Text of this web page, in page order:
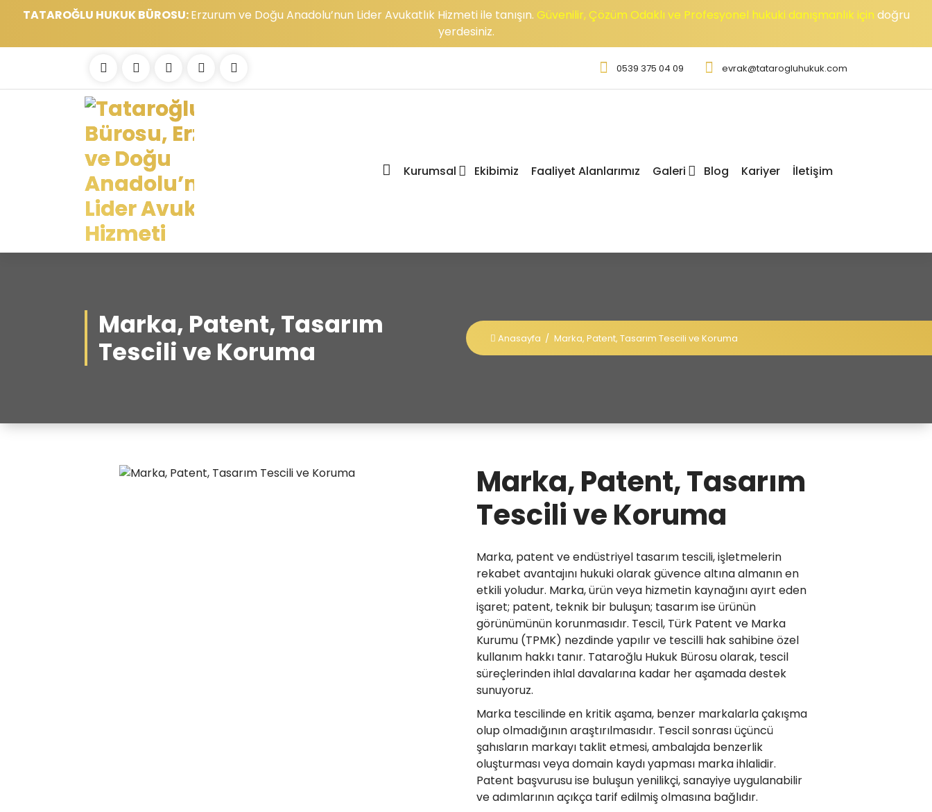
TATAROĞLU HUKUK BÜROSU:Erzurum ve Doğu Anadolu’nun Lider Avukatlık Hizmeti ile tanışın. Güvenilir, Çözüm Odaklı ve Profesyonel hukuki danışmanlık için doğru
yerdesiniz.
0539 375 04 09 evrak@tatarogluhukuk.com
Kurumsal Ekibimiz Faaliyet Alanlarımız Galeri Blog Kariyer İletişim
Marka, Patent, Tasarım
Tescili ve Koruma
Anasayfa / Marka, Patent, Tasarım Tescili ve Koruma
Marka, Patent, Tasarım
Tescili ve Koruma
Marka, patent ve endüstriyel tasarım tescili, işletmelerin
rekabet avantajını hukuki olarak güvence altına almanın en
etkili yoludur. Marka, ürün veya hizmetin kaynağını ayırt eden
işaret; patent, teknik bir buluşun; tasarım ise ürünün
görünümünün korunmasıdır. Tescil, Türk Patent ve Marka
Kurumu (TPMK) nezdinde yapılır ve tescilli hak sahibine özel
kullanım hakkı tanır. Tataroğlu Hukuk Bürosu olarak, tescil
süreçlerinden ihlal davalarına kadar her aşamada destek
sunuyoruz.
Marka tescilinde en kritik aşama, benzer markalarla çakışma
olup olmadığının araştırılmasıdır. Tescil sonrası üçüncü
şahısların markayı taklit etmesi, ambalajda benzerlik
oluşturması veya domain kaydı yapması marka ihlalidir.
Patent başvurusu ise buluşun yenilikçi, sanayiye uygulanabilir
ve adımlarının açıkça tarif edilmiş olmasına bağlıdır.